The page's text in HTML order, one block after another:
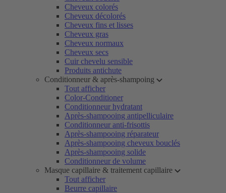
Cheveux colorés
Cheveux décolorés
Cheveux fins et lisses
Cheveux gras
Cheveux normaux
Cheveux secs
Cuir chevelu sensible
Produits antichute
Conditionneur & après-shampoing
Tout afficher
Color-Conditioner
Conditionneur hydratant
Après-shampooing antipelliculaire
Conditionneur anti-frisottis
Après-shampooing réparateur
Après-shampooing cheveux bouclés
Après-shampooing solide
Conditionneur de volume
Masque capillaire & traitement capillaire
Tout afficher
Beurre capillaire